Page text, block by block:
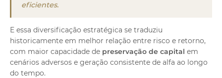
eficientes.
E essa diversificação estratégica se traduziu
historicamente em melhor relação entre risco e retorno,
com maior capacidade de preservação de capital em
cenários adversos e geração consistente de alfa ao longo
do tempo.